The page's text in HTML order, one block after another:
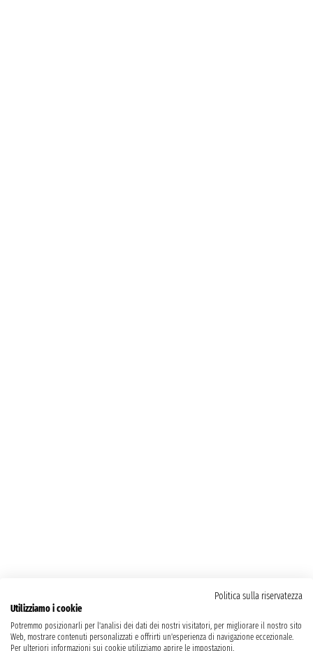
Politica sulla riservatezza
Utilizziamo i cookie
Potremmo posizionarli per l'analisi dei dati dei nostri visitatori, per migliorare il nostro sito
Web, mostrare contenuti personalizzati e offrirti un'esperienza di navigazione eccezionale.
Per ulteriori informazioni sui cookie utilizziamo aprire le impostazioni.